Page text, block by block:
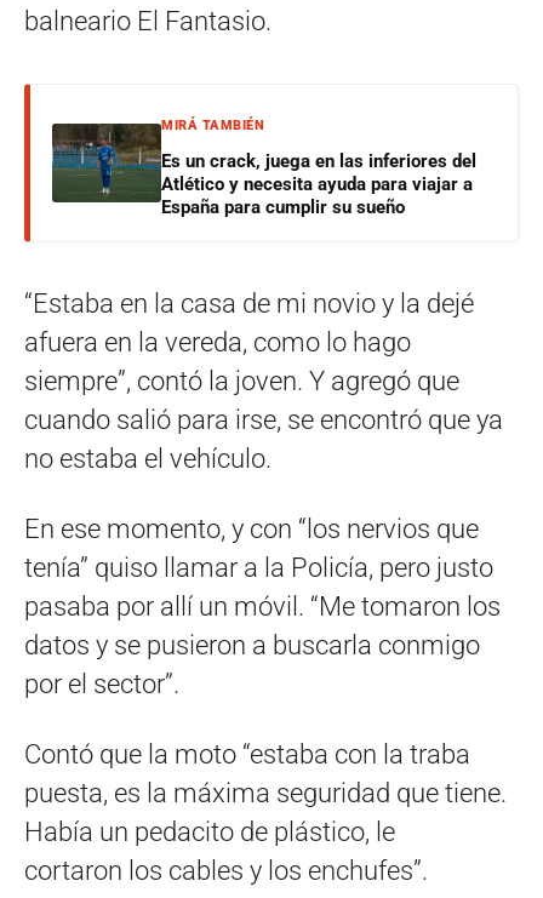
balneario El Fantasio.
MIRÁ TAMBIÉN
Es un crack, juega en las inferiores del
Atlético y necesita ayuda para viajar a
España para cumplir su sueño
“Estaba en la casa de mi novio y la dejé
afuera en la vereda, como lo hago
siempre”, contó la joven. Y agregó que
cuando salió para irse, se encontró que ya
no estaba el vehículo.
En ese momento, y con “los nervios que
tenía” quiso llamar a la Policía, pero justo
pasaba por allí un móvil. “Me tomaron los
datos y se pusieron a buscarla conmigo
por el sector”.
Contó que la moto “estaba con la traba
puesta, es la máxima seguridad que tiene.
Había un pedacito de plástico, le
cortaron los cables y los enchufes”.